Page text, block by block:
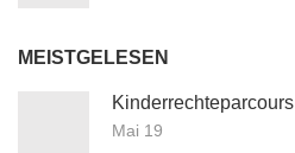
MEISTGELESEN
Kinderrechteparcours
Mai 19